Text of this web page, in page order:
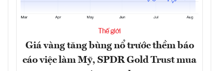
Thế giới
Giá vàng tăng bùng nổ trước thềm báo
cáo việc làm Mỹ, SPDR Gold Trust mua